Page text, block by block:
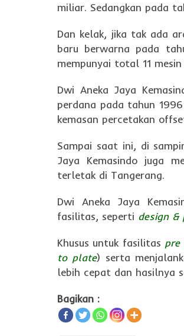
miliar. Sedangkan pada
Dan kelak, jika tak ada
baru berwarna pada
mempunyai total 11
Dwi Aneka Jaya
perdana pada tahun
kemasan percetakan
Sampai saat ini, di
Jaya Kemasindo juga
terletak di Tangerang.
Dwi Aneka Jaya
fasilitas, seperti design &
Khusus untuk fasilitas pre
to plate) serta
lebih cepat dan hasilnya
Bagikan :